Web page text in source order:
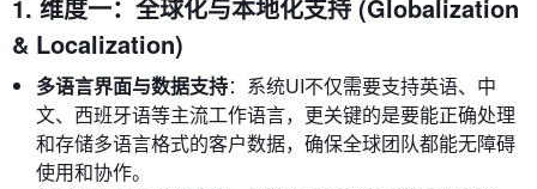
1. 维度一：全球化与本地化支持 (Globalization
& Localization)
多语言界面与数据支持：系统UI不仅需要支持英语、中
文、西班牙语等主流工作语言，更关键的是要能正确处理
和存储多语言格式的客户数据，确保全球团队都能无障碍
使用和协作。